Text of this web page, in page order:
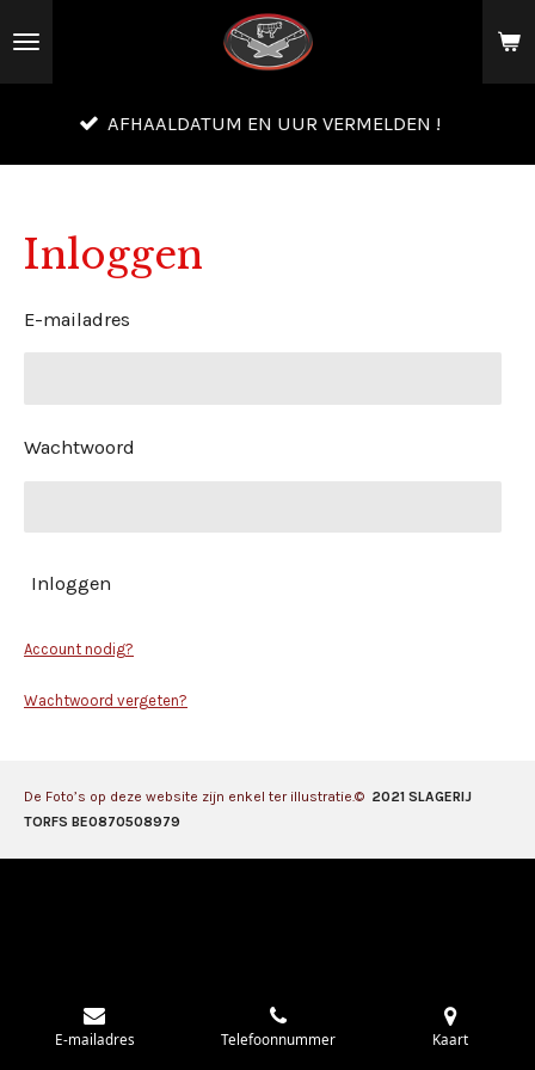
Ga
hoofdinhoud
AFHAALDATUM EN UUR VERMELDEN !
Inloggen
E-mailadres
Wachtwoord
Inloggen
Account nodig?
Wachtwoord vergeten?
De Foto’s op deze website zijn enkel ter illustratie.© 2021 SLAGERIJ
TORFS BE0870508979
E-mailadres Telefoonnummer Kaart